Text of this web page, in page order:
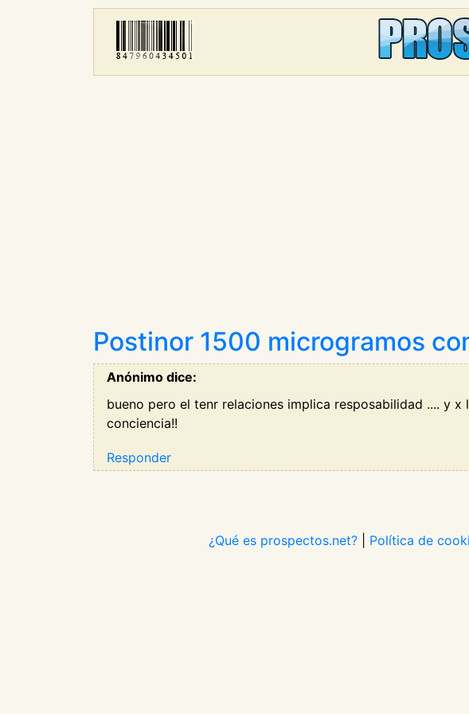
Postinor 1500 microgramos
Anónimo dice:
bueno pero el tenr relaciones implica resposabilidad .... y
conciencia!!
Responder
¿Qué es prospectos.net?| Política de